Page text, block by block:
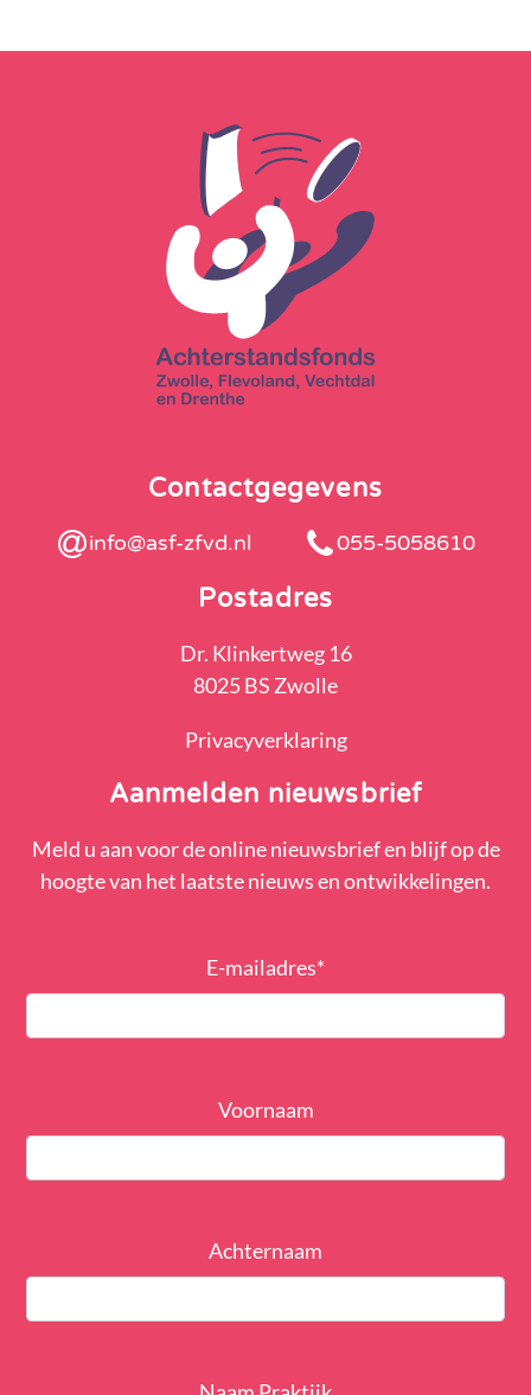
Contactgegevens
info@asf-zfvd.nl 055-5058610
Postadres
Dr. Klinkertweg 16
8025 BS Zwolle
Privacyverklaring
Aanmelden nieuwsbrief
Meld u aan voor de online nieuwsbrief en blijf op de
hoogte van het laatste nieuws en ontwikkelingen.
E-mailadres*
Voornaam
Achternaam